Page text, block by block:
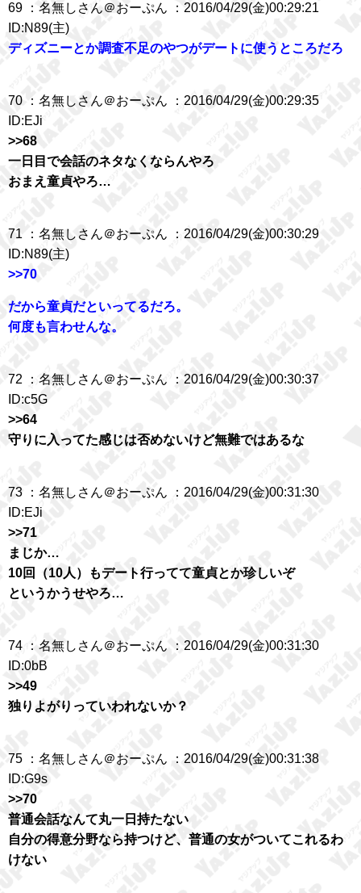
69 ：名無しさん＠おーぷん ：2016/04/29(金)00:29:21
ID:N89(主)
ディズニーとか調査不足のやつがデートに使うところだろ
70 ：名無しさん＠おーぷん ：2016/04/29(金)00:29:35
ID:EJi
>>68
一日目で会話のネタなくならんやろ
おまえ童貞やろ…
71 ：名無しさん＠おーぷん ：2016/04/29(金)00:30:29
ID:N89(主)
>>70
だから童貞だといってるだろ。
何度も言わせんな。
72 ：名無しさん＠おーぷん ：2016/04/29(金)00:30:37
ID:c5G
>>64
守りに入ってた感じは否めないけど無難ではあるな
73 ：名無しさん＠おーぷん ：2016/04/29(金)00:31:30
ID:EJi
>>71
まじか…
10回（10人）もデート行ってて童貞とか珍しいぞ
というかうせやろ…
74 ：名無しさん＠おーぷん ：2016/04/29(金)00:31:30
ID:0bB
>>49
独りよがりっていわれないか？
75 ：名無しさん＠おーぷん ：2016/04/29(金)00:31:38
ID:G9s
>>70
普通会話なんて丸一日持たない
自分の得意分野なら持つけど、普通の女がついてこれるわ
けない